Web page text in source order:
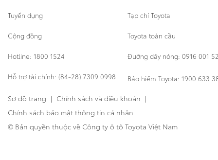
Tuyển dụng Tạp chí Toyota
Cộng đồng Toyota toàn cầu
Hotline: 1800 1524 Đường dây nóng: 0916 001
Hỗ trợ tài chính: (84-28) 7309 0998 Bảo hiểm Toyota: 1900 633
Sơ đồ trang | Chính sách và điều khoản |
Chính sách bảo mật thông tin cá nhân
© Bản quyền thuộc về Công ty ô tô Toyota Việt Nam